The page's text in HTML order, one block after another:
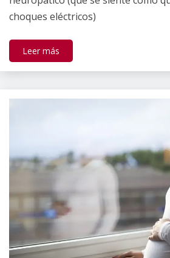
choques eléctricos)
Leer más